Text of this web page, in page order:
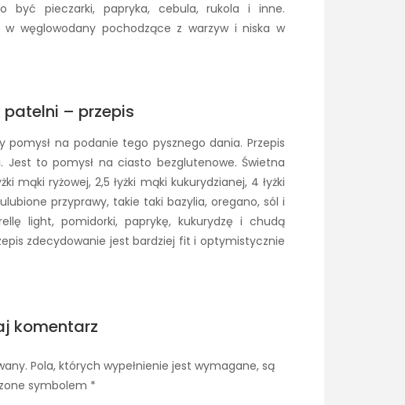
być pieczarki, papryka, cebula, rukola i inne.
węglowodany pochodzące z warzyw i niska w
patelni – przepis
pomysł na podanie tego pysznego dania. Przepis
to pomysł na ciasto bezglutenowe. Świetna
mąki ryżowej, 2,5 łyżki mąki kukurydzianej, 4 łyżki
przyprawy, takie taki bazylia, oregano, sól i
light, pomidorki, paprykę, kukurydzę i chudą
zdecydowanie jest bardziej fit i optymistycznie
komentarz
Pola, których wypełnienie jest wymagane, są
symbolem *